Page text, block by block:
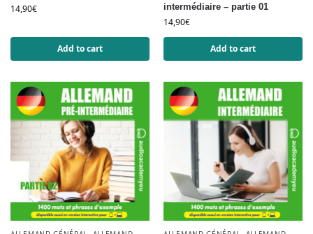
14,90€
Add to cart
intermédiaire – partie 01
14,90€
Add to cart